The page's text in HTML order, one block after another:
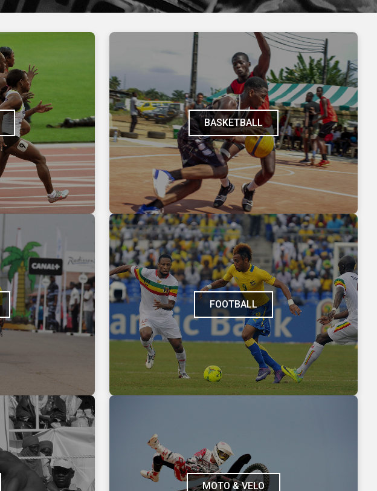
BASKETBALL
FOOTBALL
MOTO & VELO